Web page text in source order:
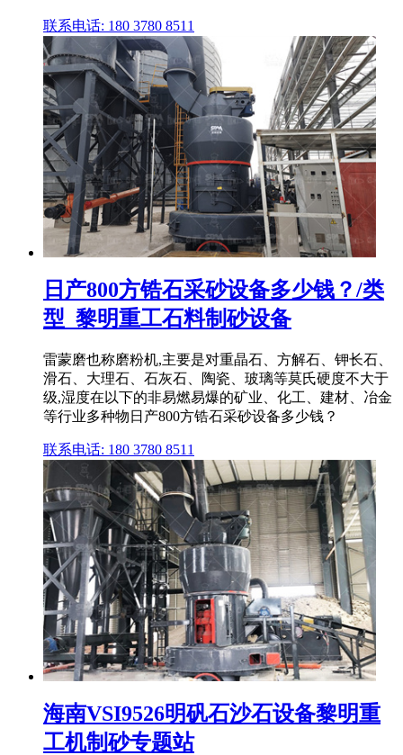
联系电话: 180 3780 8511
日产800方锆石采砂设备多少钱？/类
型_黎明重工石料制砂设备
雷蒙磨也称磨粉机,主要是对重晶石、方解石、钾长石、
滑石、大理石、石灰石、陶瓷、玻璃等莫氏硬度不大于
级,湿度在以下的非易燃易爆的矿业、化工、建材、冶金
等行业多种物日产800方锆石采砂设备多少钱？
联系电话: 180 3780 8511
海南VSI9526明矾石沙石设备黎明重
工机制砂专题站